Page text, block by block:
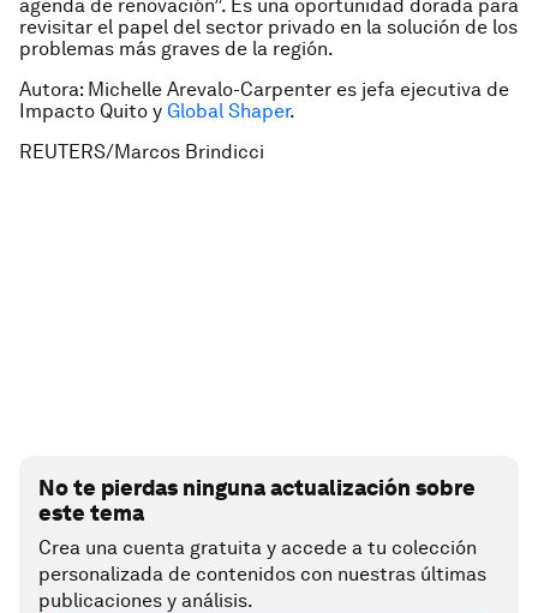
agenda de renovación”. Es una oportunidad dorada para
revisitar el papel del sector privado en la solución de los
problemas más graves de la región.
Autora: Michelle Arevalo-Carpenter es jefa ejecutiva de
Impacto Quito y Global Shaper.
REUTERS/Marcos Brindicci
No te pierdas ninguna actualización sobre
este tema
Crea una cuenta gratuita y accede a tu colección
personalizada de contenidos con nuestras últimas
publicaciones y análisis.